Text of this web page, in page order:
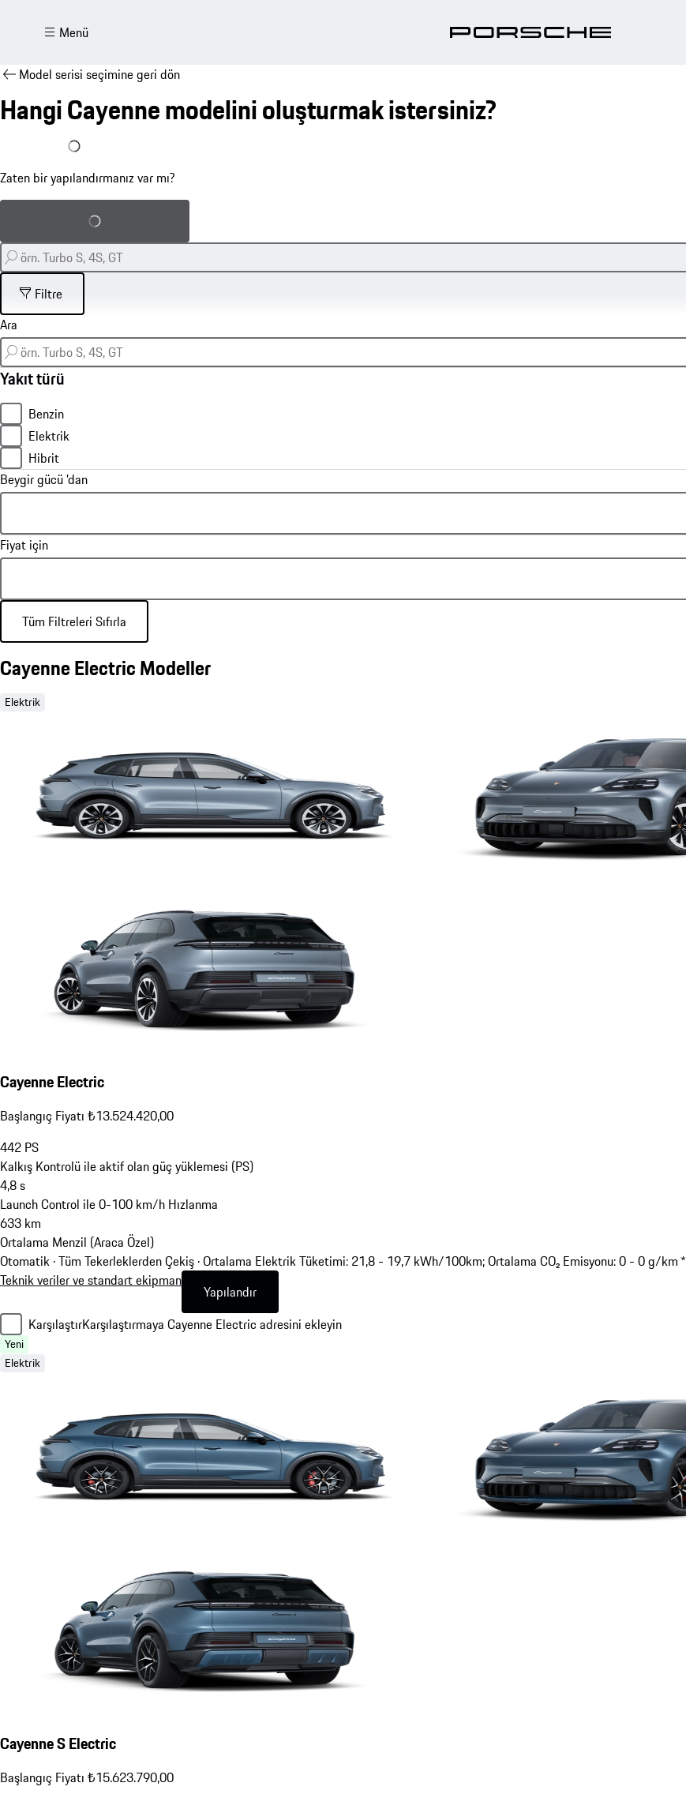
Menü
Model serisi seçimine geri dön
Hangi Cayenne modelini oluşturmak istersiniz?
Zaten bir yapılandırmam var
Zaten bir yapılandırmanız var mı?
Kayıtlı yapılandırmayı yükle
Filtre
Yakıt türü
Benzin
Elektrik
Hibrit
Beygir gücü 'dan
Fiyat için
Tüm Filtreleri Sıfırla
Cayenne Electric Modeller
Elektrik
Cayenne Electric
Başlangıç Fiyatı ₺13.524.420,00
442 PS
Kalkış Kontrolü ile aktif olan güç yüklemesi (PS)
4,8s
Launch Control ile 0-100 km/h Hızlanma
633 km
Ortalama Menzil (Araca Özel)
Otomatik · Tüm Tekerleklerden Çekiş ·Ortalama Elektrik Tüketimi: 21,8 - 19,7 kWh/100km; Ortalama CO₂ Emisyonu: 0 - 0 g/km *
Teknik veriler ve standart ekipman
Yapılandır
KarşılaştırKarşılaştırmaya Cayenne Electric adresini ekleyin
Yeni
Elektrik
Cayenne S Electric
Başlangıç Fiyatı ₺15.623.790,00